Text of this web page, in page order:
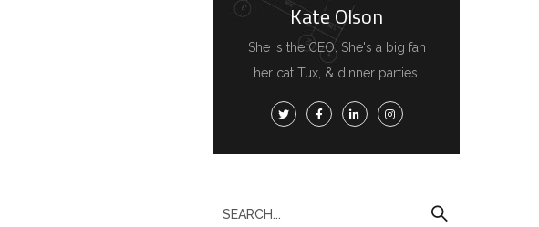
Kate Olson
She is the CEO. She's a big fan
her cat Tux, & dinner parties.